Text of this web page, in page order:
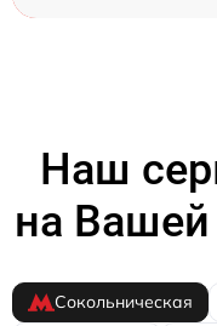
Наш
на
Сокольническая